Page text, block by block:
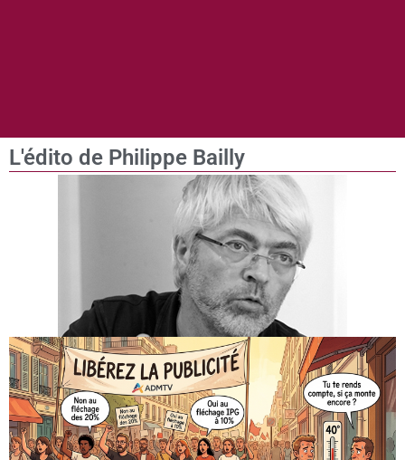
L'édito de Philippe Bailly